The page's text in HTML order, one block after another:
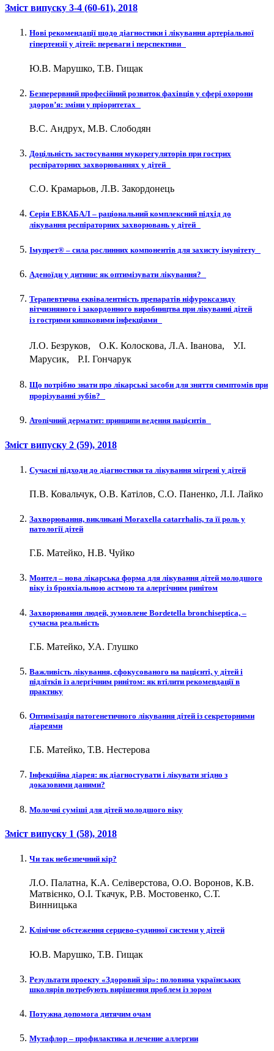
Зміст випуску 3-4 (60-61), 2018
Нові рекомендації щодо діагностики і лікування артеріальної
гіпертензії у дітей: переваги і перспективи
Ю.В. Марушко, Т.В. Гищак
Безперервний професійний розвиток фахівців у сфері охорони
здоров’я: зміни у пріоритетах
В.С. Андрух, М.В. Слободян
Доцільність застосування мукорегуляторів при гострих
респіраторних захворюваннях у дітей
С.О. Крамарьов, Л.В. Закордонець
Серія ЕВКАБАЛ – раціональний комплексний підхід до
лікування респіраторних захворювань у дітей
Імупрет® – сила рослинних компонентів для захисту імунітету
Аденоїди у дитини: як оптимізувати лікування?
Терапевтична еквівалентність препаратів ніфуроксазиду
вітчизняного і закордонного виробництва при лікуванні дітей
із гострими кишковими інфекціями
Л.О. Безруков, О.К. Колоскова, Л.А. Іванова, У.І.
Марусик, Р.І. Гончарук
Що потрібно знати про лікарські засоби для зняття симптомів при
прорізуванні зубів?
Атопічний дерматит: принципи ведення пацієнтів
Зміст випуску 2 (59), 2018
Сучасні підходи до діагностики та лікування мігрені у дітей
П.В. Ковальчук, О.В. Катілов, С.О. Паненко, Л.І. Лайко
Захворювання, викликані Moraxella catarrhalis, та її роль у
патології дітей
Г.Б. Матейко, Н.В. Чуйко
Монтел – нова лікарська форма для лікування дітей молодшого
віку із бронхіальною астмою та алергічним ринітом
Захворювання людей, зумовлене Bordetella bronchiseptica, –
сучасна реальність
Г.Б. Матейко, У.А. Глушко
Важливість лікування, сфокусованого на пацієнті, у дітей і
підлітків із алергічним ринітом: як втілити рекомендації в
практику
Оптимізація патогенетичного лікування дітей із секреторними
діареями
Г.Б. Матейко, Т.В. Нестерова
Інфекційна діарея: як діагностувати і лікувати згідно з
доказовими даними?
Молочні суміші для дітей молодшого віку
Зміст випуску 1 (58), 2018
Чи так небезпечний кір?
Л.О. Палатна, К.А. Селіверстова, О.О. Воронов, К.В.
Матвієнко, О.І. Ткачук, Р.В. Мостовенко, С.Т.
Винницька
Клінічне обстеження серцево-судинної системи у дітей
Ю.В. Марушко, Т.В. Гищак
Результати проекту «Здоровий зір»: половина українських
школярів потребують вирішення проблем із зором
Потужна допомога дитячим очам
Мутафлор – профилактика и лечение аллергии